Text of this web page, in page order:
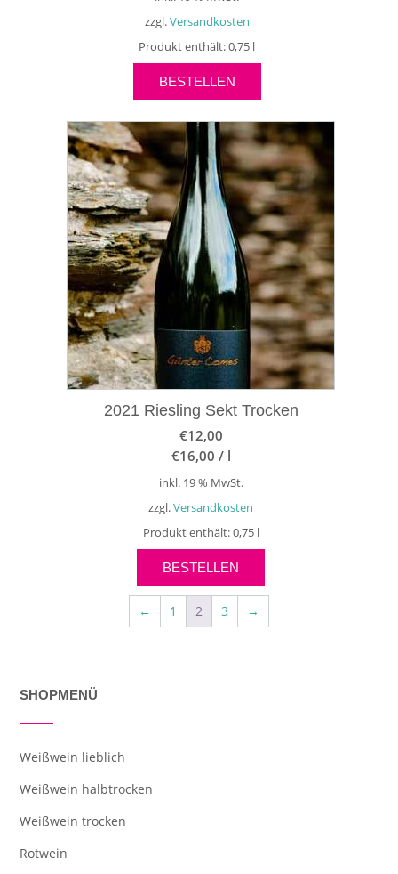
zzgl.Versandkosten
Produkt enthält: 0,75 l
BESTELLEN
2021 Riesling Sekt Trocken
€12,00
€16,00 / l
inkl. 19 % MwSt.
zzgl.Versandkosten
Produkt enthält: 0,75 l
BESTELLEN
← 1 2 3 →
SHOPMENÜ
Weißwein lieblich
Weißwein halbtrocken
Weißwein trocken
Rotwein